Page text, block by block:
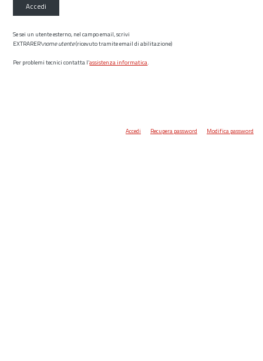
Accedi
Se sei un utente esterno, nel campo email, scrivi
EXTRARER\nome utente(ricevuto tramite email di abilitazione)
Per problemi tecnici contatta l’assistenza informatica.
Accedi Recupera password Modifica password